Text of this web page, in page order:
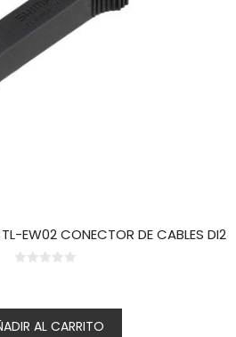
EW02 CONECTOR DE CABLES DI2
AL CARRITO